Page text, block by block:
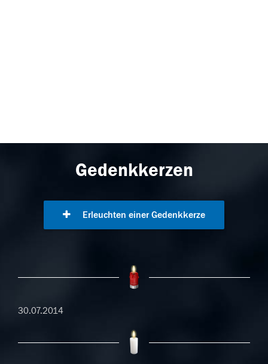
Gedenkkerzen
Erleuchten einer Gedenkkerze
30.07.2014